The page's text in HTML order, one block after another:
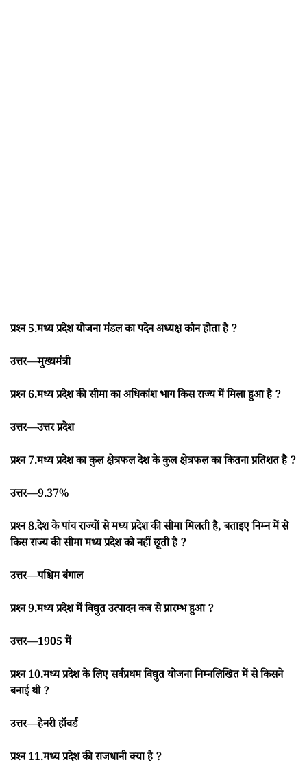
प्रश्न 5.मध्य प्रदेश योजना मंडल का पदेन अध्यक्ष कौन होता है ?
उत्तर—मुख्यमंत्री
प्रश्न 6.मध्य प्रदेश की सीमा का अधिकांश भाग किस राज्य में मिला हुआ है ?
उत्तर—उत्तर प्रदेश
प्रश्न 7.मध्य प्रदेश का कुल क्षेत्रफल देश के कुल क्षेत्रफल का कितना प्रतिशत है ?
उत्तर—9.37%
प्रश्न 8.देश के पांच राज्यों से मध्य प्रदेश की सीमा मिलती है, बताइए निम्न में से
किस राज्य की सीमा मध्य प्रदेश को नहीं छूती है ?
उत्तर—पश्चिम बंगाल
प्रश्न 9.मध्य प्रदेश में विद्युत उत्पादन कब से प्रारम्भ हुआ ?
उत्तर—1905 में
प्रश्न 10.मध्य प्रदेश के लिए सर्वप्रथम विद्युत योजना निम्नलिखित में से किसने
बनाई थी ?
उत्तर—हेनरी हॉवर्ड
प्रश्न 11.मध्य प्रदेश की राजधानी क्या है ?